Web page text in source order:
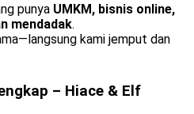
punya UMKM, bisnis online,
mendadak.
kami jemput dan
– Hiace & Elf